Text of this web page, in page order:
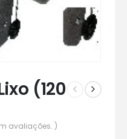
(120
avaliações. )